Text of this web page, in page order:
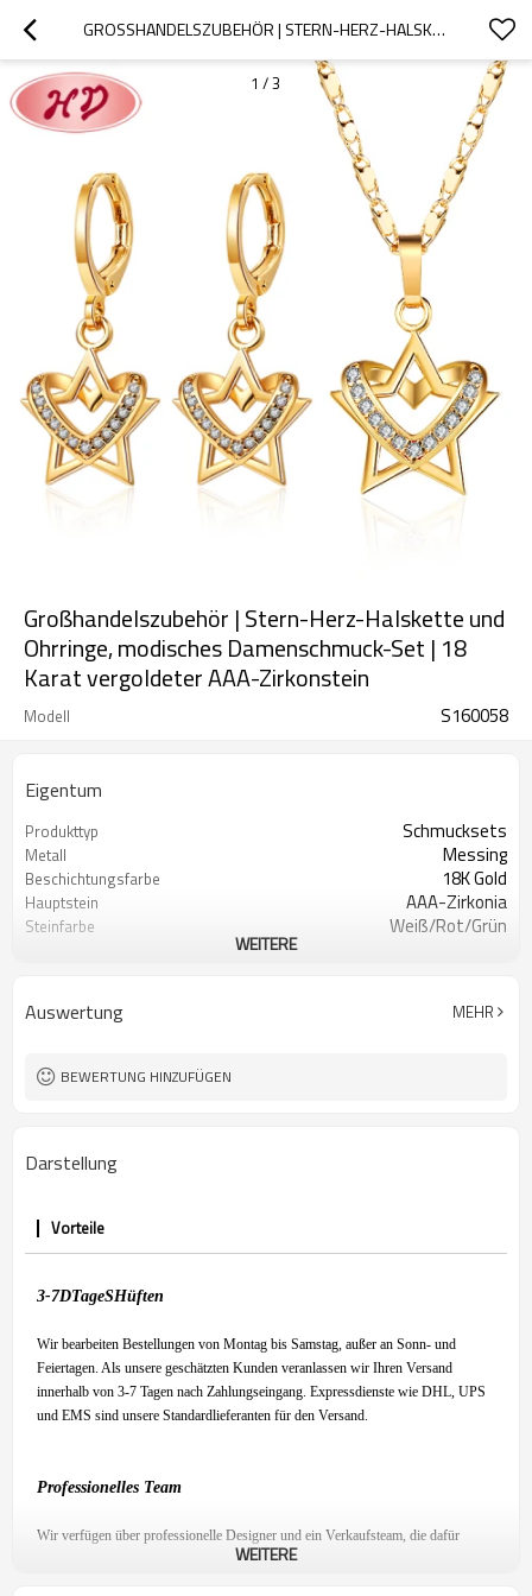
GROSSHANDELSZUBEHÖR | STERN-HERZ-HALSKETTE UND OHRRINGE, MODISCHES DAMENSCHMUCK-SET | 18 KARAT VERGOLDETER AAA-ZIRKONSTEIN
1 /3
Großhandelszubehör | Stern-Herz-Halskette und
Ohrringe, modisches Damenschmuck-Set | 18
Karat vergoldeter AAA-Zirkonstein
Modell S160058
Eigentum
Produkttyp Schmucksets
Metall Messing
Beschichtungsfarbe 18K Gold
Hauptstein AAA-Zirkonia
Steinfarbe Weiß/Rot/Grün
WEITERE
Auswertung MEHR
BEWERTUNG HINZUFÜGEN
Darstellung
Vorteile
3-7DTageSHüften
Wir bearbeiten Bestellungen von Montag bis Samstag, außer an Sonn- und
Feiertagen. Als unsere geschätzten Kunden veranlassen wir Ihren Versand
innerhalb von 3-7 Tagen nach Zahlungseingang. Expressdienste wie DHL, UPS
und EMS sind unsere Standardlieferanten für den Versand.
Professionelles Team
Wir verfügen über professionelle Designer und ein Verkaufsteam, die dafür
sorgen, dass Sie mit unserem Produkt zufrieden sind und ein angenehmes
WEITERE